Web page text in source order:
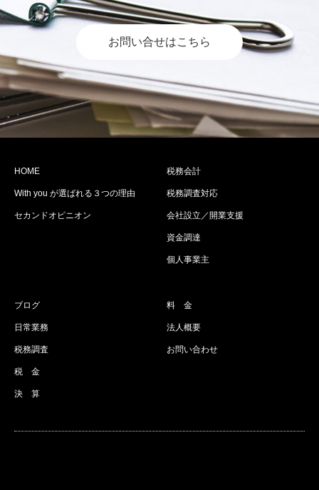
お問い合せはこちら
HOME
With you が選ばれる３つの理由
セカンドオピニオン
税務会計
税務調査対応
会社設立／開業支援
資金調達
個人事業主
ブログ
日常業務
税務調査
税 金
決 算
料 金
法人概要
お問い合わせ